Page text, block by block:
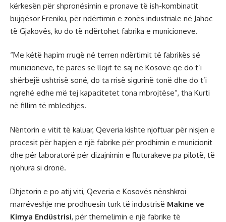
kërkesën për shpronësimin e pronave të ish-kombinatit
bujqësor Ereniku, për ndërtimin e zonës industriale në Jahoc
të Gjakovës, ku do të ndërtohet fabrika e municioneve.
“Me këtë hapim rrugë në terren ndërtimit të fabrikës së
municioneve, të parës së llojit të saj në Kosovë që do t’i
shërbejë ushtrisë sonë, do ta rrisë sigurinë tonë dhe do t’i
ngrehë edhe më tej kapacitetet tona mbrojtëse”, tha Kurti
në fillim të mbledhjes.
Nëntorin e vitit të kaluar, Qeveria kishte njoftuar për nisjen e
procesit për hapjen e një fabrike për prodhimin e municionit
dhe për laboratorë për dizajnimin e fluturakeve pa pilotë, të
njohura si dronë.
Dhjetorin e po atij viti, Qeveria e Kosovës nënshkroi
marrëveshje me prodhuesin turk të industrisë Makine ve
Kimya Endüstrisi, për themelimin e një fabrike të